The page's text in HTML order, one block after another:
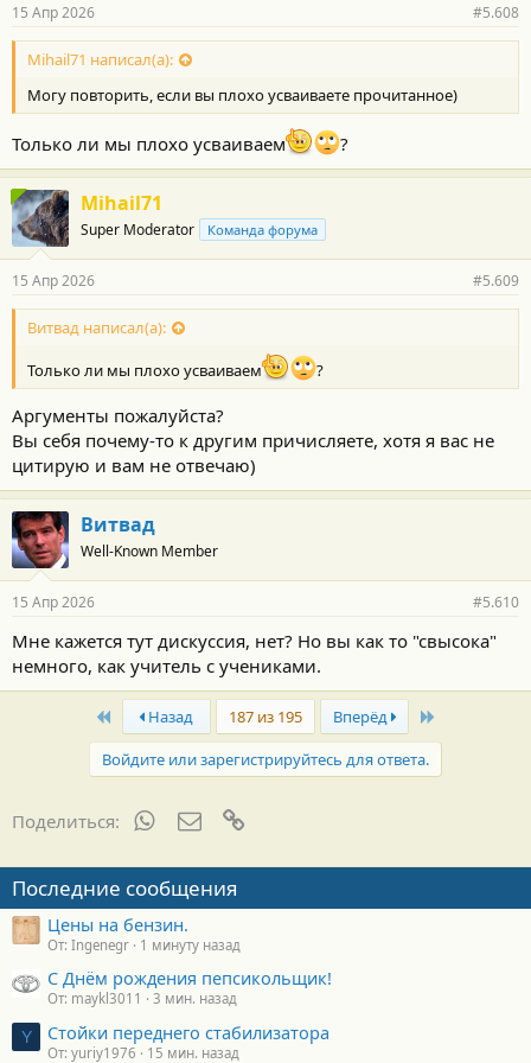
н
о
с
и
:
15 Апр 2026 #5.608
Mihail71 написал(а):
Могу повторить, если вы плохо усваиваете прочитанное)
Только ли мы плохо усваиваем ?
Mihail71
Super Moderator Команда форума
15 Апр 2026 #5.609
Витвад написал(а):
Только ли мы плохо усваиваем
?
Аргументы пожалуйста?
Вы себя почему-то к другим причисляете, хотя я вас не
цитирую и вам не отвечаю)
Витвад
Well-Known Member
15 Апр 2026 #5.610
Мне кажется тут дискуссия, нет? Но вы как то "свысока"
немного, как учитель с учениками.
First Назад 187 из 195 Вперёд
Войдите или зарегистрируйтесь для ответа.
Поделиться: WhatsAppЭлектронная почта
Последние сообщения
Цены на бензин.
От: Ingenegr 1 минуту назад
С Днём рождения пепсикольщик!
От: maykl3011 3 мин. назад
Y Стойки переднего стабилизатора
От: yuriy1976 15 мин. назад